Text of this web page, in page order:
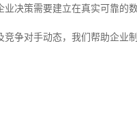
决策需要建立在真实可靠的数
争对手动态，我们帮助企